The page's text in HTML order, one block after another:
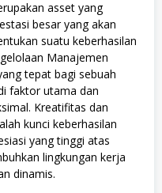
asset yang
besar yang akan
suatu keberhasilan
Manajemen
tepat bagi sebuah
faktor utama dan
Kreatifitas dan
kunci keberhasilan
yang tinggi atas
lingkungan kerja
dinamis.